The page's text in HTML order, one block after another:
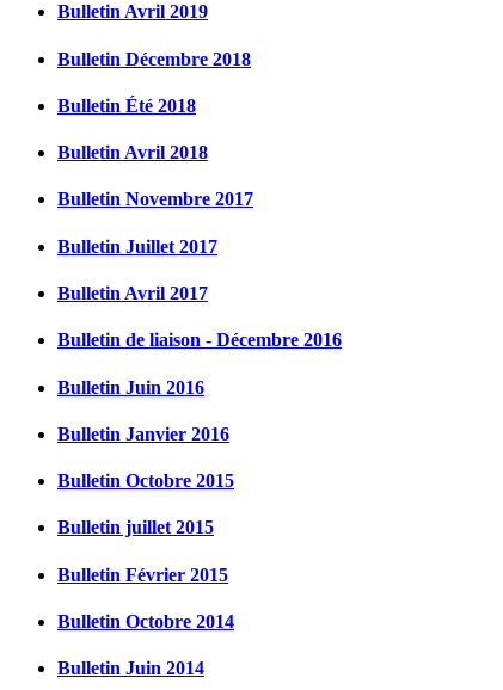
Bulletin Avril 2019
Bulletin Décembre 2018
Bulletin Été 2018
Bulletin Avril 2018
Bulletin Novembre 2017
Bulletin Juillet 2017
Bulletin Avril 2017
Bulletin de liaison - Décembre 2016
Bulletin Juin 2016
Bulletin Janvier 2016
Bulletin Octobre 2015
Bulletin juillet 2015
Bulletin Février 2015
Bulletin Octobre 2014
Bulletin Juin 2014